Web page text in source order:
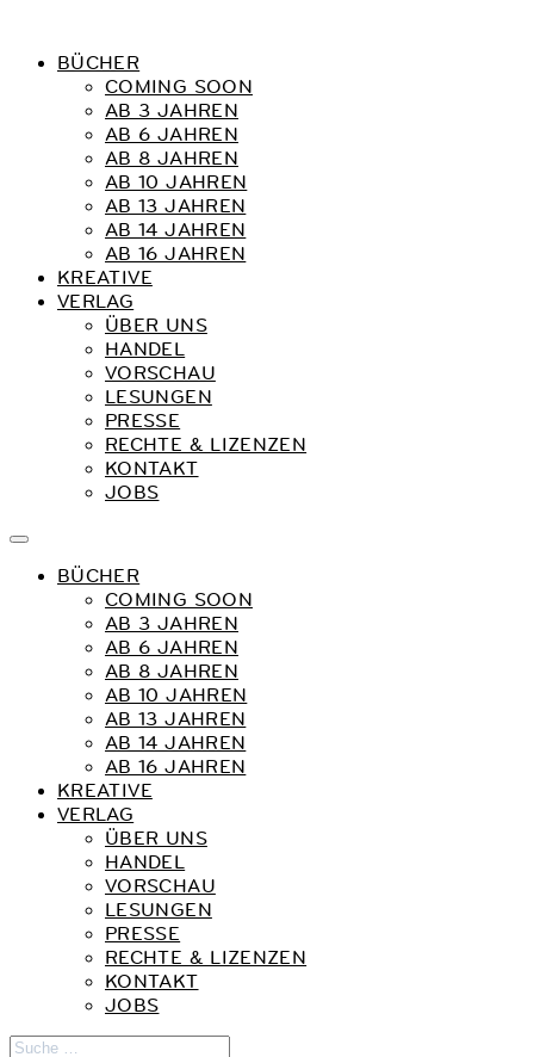
BÜCHER
COMING SOON
AB 3 JAHREN
AB 6 JAHREN
AB 8 JAHREN
AB 10 JAHREN
AB 13 JAHREN
AB 14 JAHREN
AB 16 JAHREN
KREATIVE
VERLAG
ÜBER UNS
HANDEL
VORSCHAU
LESUNGEN
PRESSE
RECHTE & LIZENZEN
KONTAKT
JOBS
BÜCHER
COMING SOON
AB 3 JAHREN
AB 6 JAHREN
AB 8 JAHREN
AB 10 JAHREN
AB 13 JAHREN
AB 14 JAHREN
AB 16 JAHREN
KREATIVE
VERLAG
ÜBER UNS
HANDEL
VORSCHAU
LESUNGEN
PRESSE
RECHTE & LIZENZEN
KONTAKT
JOBS